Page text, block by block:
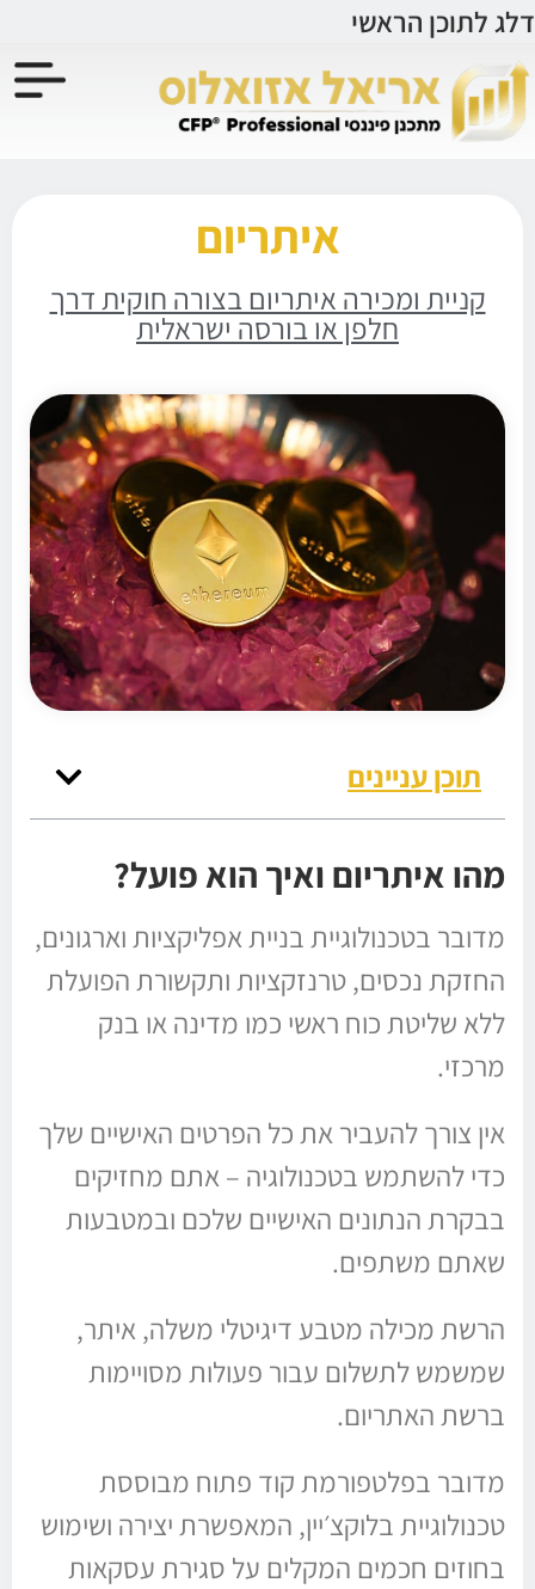
לתוכן
דלג לתוכן הראשי
איתריום
קניית ומכירה איתריום בצורה חוקית דרך
חלפן או בורסה ישראלית
תוכן עניינים
מהו איתריום ואיך הוא פועל?
מדובר בטכנולוגיית בניית אפליקציות וארגונים,
החזקת נכסים, טרנזקציות ותקשורת הפועלת
ללא שליטת כוח ראשי כמו מדינה או בנק
מרכזי.
אין צורך להעביר את כל הפרטים האישיים שלך
כדי להשתמש בטכנולוגיה – אתם מחזיקים
בבקרת הנתונים האישיים שלכם ובמטבעות
שאתם משתפים.
הרשת מכילה מטבע דיגיטלי משלה, איתר,
שמשמש לתשלום עבור פעולות מסויימות
ברשת האתריום.
מדובר בפלטפורמת קוד פתוח מבוססת
טכנולוגיית בלוקצ׳יין, המאפשרת יצירה ושימוש
בחוזים חכמים המקלים על סגירת עסקאות